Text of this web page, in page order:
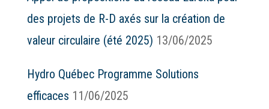
des projets de R-D axés sur la création de
valeur circulaire (été 2025) 13/06/2025
Hydro Québec Programme Solutions
efficaces 11/06/2025